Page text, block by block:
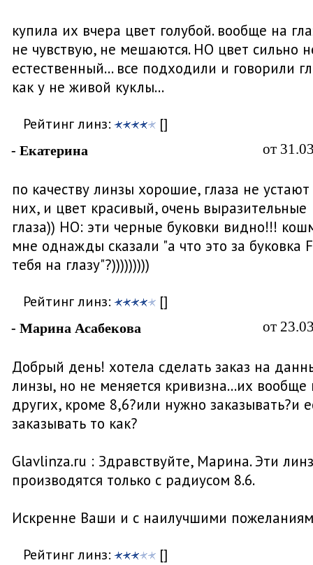
купила их вчера цвет голубой. вообще на
не чувствую, не мешаются. НО цвет сильно
естественный... все подходили и говорили
как у не живой куклы...
Рейтинг линз: []
- Екатерина от
по качеству линзы хорошие, глаза не
них, и цвет красивый, очень выразительные
глаза)) НО: эти черные буковки видно!!!
мне однажды сказали "а что это за буковка
тебя на глазу"?)))))))))
Рейтинг линз: []
- Марина Асабекова от
Добрый день! хотела сделать заказ на
линзы, но не меняется кривизна...их вообще
других, кроме 8,6?или нужно заказывать?и
заказывать то как?
Glavlinza.ru : Здравствуйте, Марина. Эти
производятся только с радиусом 8.6.
Искренне Ваши и с наилучшими
Рейтинг линз: []